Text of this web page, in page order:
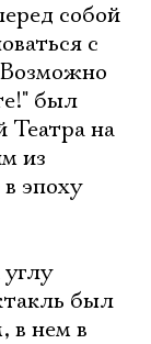
собой
с
был
Театра на
из
эпоху
был
в нем в